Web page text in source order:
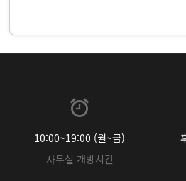
10:00~19:00 (월~금)
사무실 개방시간